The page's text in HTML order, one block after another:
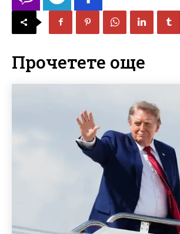
Прочетете още